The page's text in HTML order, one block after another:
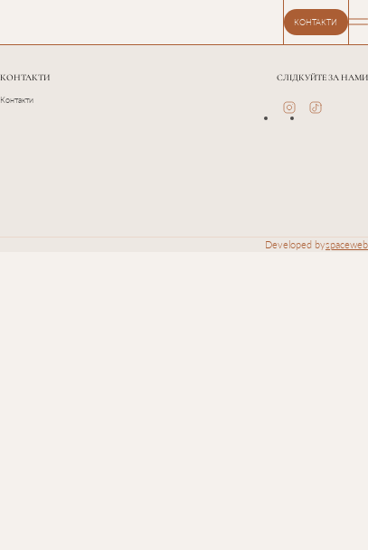
КОНТАКТИ
КОНТАКТИ
Контакти
СЛІДКУЙТЕ ЗА НАМИ
Developed byspaceweb